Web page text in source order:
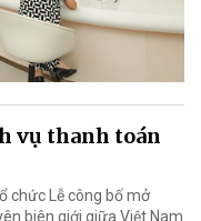
vụ thanh toán
chức Lễ công bố mở
biên giới giữa Việt Nam